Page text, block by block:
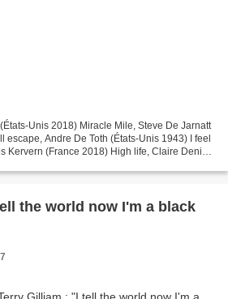
Unis 2018) Miracle Mile, Steve De Jarnatt
escape, Andre De Toth (États-Unis 1943) I feel
Kervern (France 2018) High life, Claire Denis
the world now I'm a black